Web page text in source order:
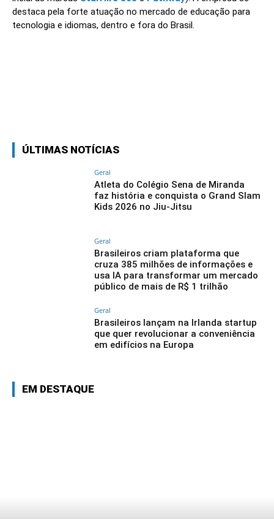
destaca pela forte atuação no mercado de educação para
tecnologia e idiomas, dentro e fora do Brasil.
ÚLTIMAS NOTÍCIAS
Geral
Atleta do Colégio Sena de Miranda
faz história e conquista o Grand Slam
Kids 2026 no Jiu-Jitsu
Geral
Brasileiros criam plataforma que
cruza 385 milhões de informações e
usa IA para transformar um mercado
público de mais de R$ 1 trilhão
Geral
Brasileiros lançam na Irlanda startup
que quer revolucionar a conveniência
em edifícios na Europa
EM DESTAQUE